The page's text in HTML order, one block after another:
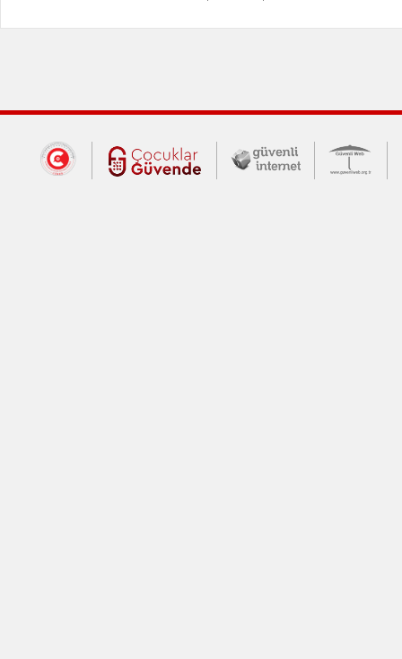
Dış Bağlantılar
Cumhurbaşkanlığı İletişim Merkezi
Çocuklar Güvende (yeni
Güvenli